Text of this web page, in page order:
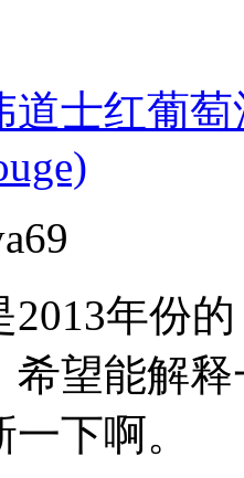
士红葡萄
2013年份
希望能解
下啊。